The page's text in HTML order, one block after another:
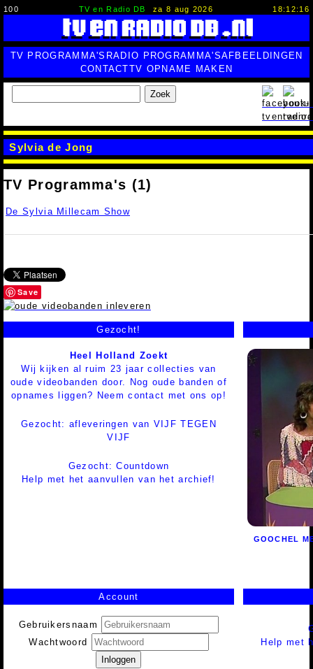
100 TV en Radio DB za 8 aug 2026 18:12:17
TV PROGRAMMA'S RADIO PROGRAMMA'SAFBEELDINGEN
CONTACTTV OPNAME MAKEN
Zoek
Sylvia de Jong
TV Programma's (1)
De Sylvia Millecam Show
Save
Gezocht!
Heel Holland Zoekt
Wij kijken al ruim 23 jaar collecties van
oude videobanden door. Nog oude banden of
opnames liggen? Neem contact met ons op!
Gezocht: afleveringen van VIJF TEGEN
VIJF
Gezocht: Countdown
Help met het aanvullen van het archief!
GOOCHEL
Account
Gebruikersnaam
Wachtwoord
Inloggen
Help met